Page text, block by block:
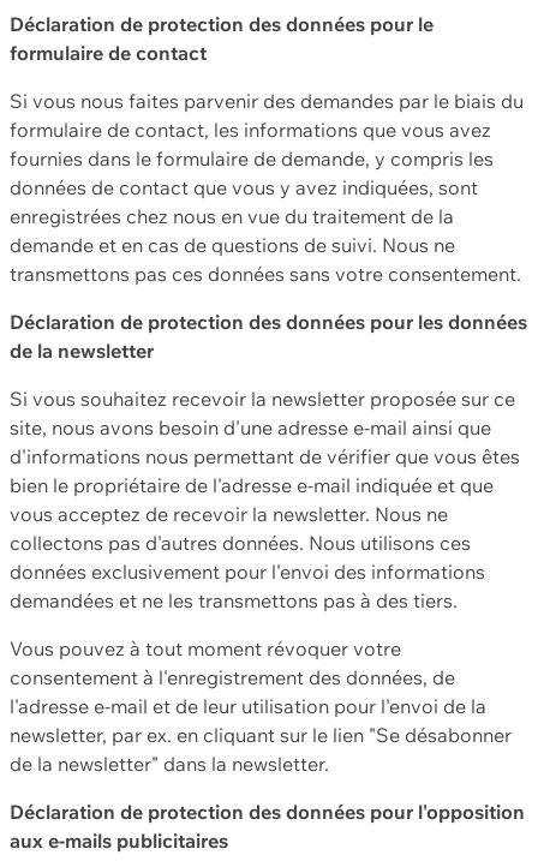
Déclaration de protection des données pour le
formulaire de contact
Si vous nous faites parvenir des demandes par le biais du
formulaire de contact, les informations que vous avez
fournies dans le formulaire de demande, y compris les
données de contact que vous y avez indiquées, sont
enregistrées chez nous en vue du traitement de la
demande et en cas de questions de suivi. Nous ne
transmettons pas ces données sans votre consentement.
Déclaration de protection des données pour les données
de la newsletter
Si vous souhaitez recevoir la newsletter proposée sur ce
site, nous avons besoin d'une adresse e-mail ainsi que
d'informations nous permettant de vérifier que vous êtes
bien le propriétaire de l'adresse e-mail indiquée et que
vous acceptez de recevoir la newsletter. Nous ne
collectons pas d'autres données. Nous utilisons ces
données exclusivement pour l'envoi des informations
demandées et ne les transmettons pas à des tiers.
Vous pouvez à tout moment révoquer votre
consentement à l'enregistrement des données, de
l'adresse e-mail et de leur utilisation pour l'envoi de la
newsletter, par ex. en cliquant sur le lien "Se désabonner
de la newsletter" dans la newsletter.
Déclaration de protection des données pour l'opposition
aux e-mails publicitaires